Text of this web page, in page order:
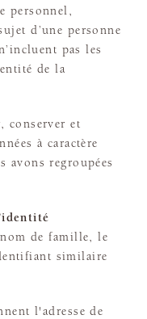
personnel,
d’une personne
pas les
de la
conserver et
à caractère
avons regroupées
de famille, le
similaire
l'adresse de